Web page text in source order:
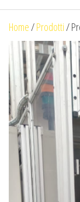
Home/Prodotti/